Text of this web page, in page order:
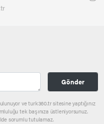
Gönder
ve turk360.tr sitesine yaptığınız
tek başınıza üstleniyorsunuz.
sorumlu tutulamaz.